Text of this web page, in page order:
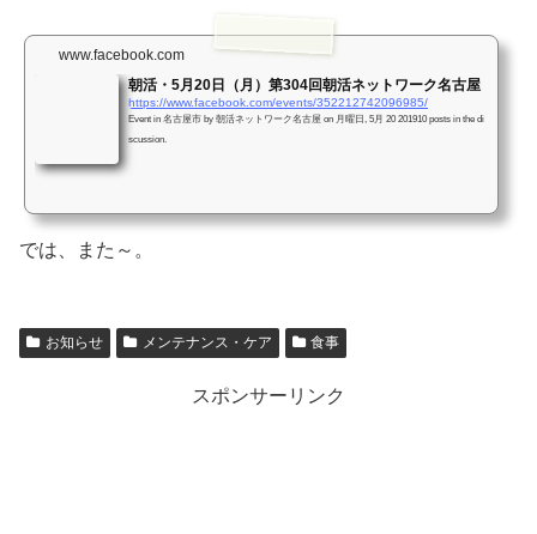
www.facebook.com
朝活・5月20日（月）第304回朝活ネットワーク名古屋
https://www.facebook.com/events/352212742096985/
Event in 名古屋市 by 朝活ネットワーク名古屋 on 月曜日, 5月 20 201910 posts in the di
scussion.
では、また～。
お知らせ メンテナンス・ケア 食事
スポンサーリンク